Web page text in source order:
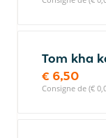
Tom kha
€ 6,50
Consigne de (€